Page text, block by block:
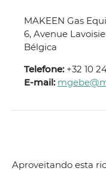
MAKEEN Gas
6, Avenue
Bélgica
Telefone:+32 10
E-mail:
Aproveitando esta